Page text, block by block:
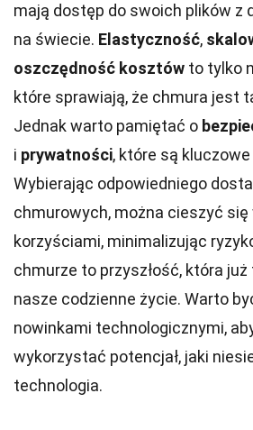
mają dostęp do swoich plików z
na świecie. Elastyczność,
oszczędność kosztów to tylko
które sprawiają, że chmura jest
Jednak warto pamiętać o
i prywatności, które są
Wybierając odpowiedniego
chmurowych, można cieszyć
korzyściami, minimalizując
chmurze to przyszłość, która
nasze codzienne życie. Warto
nowinkami technologicznymi,
wykorzystać potencjał, jaki
technologia.